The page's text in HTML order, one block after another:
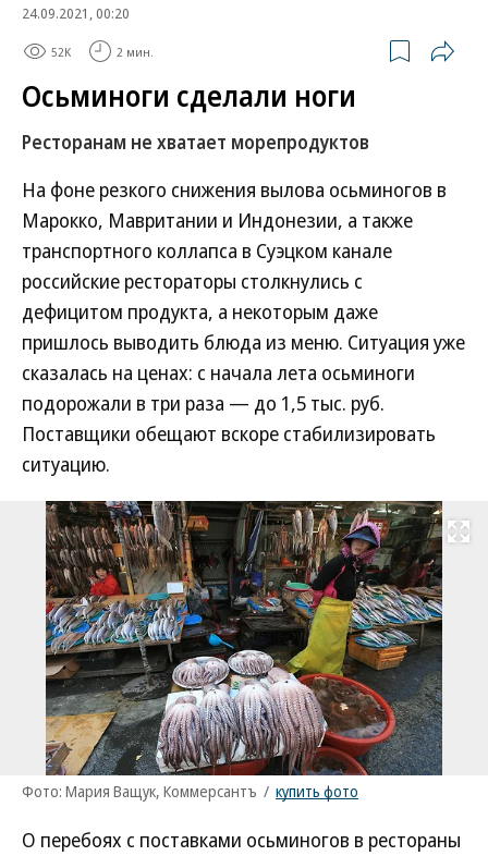
24.09.2021, 00:20
52K 2 мин.
Осьминоги сделали ноги
Ресторанам не хватает морепродуктов
На фоне резкого снижения вылова осьминогов в
Марокко, Мавритании и Индонезии, а также
транспортного коллапса в Суэцком канале
российские рестораторы столкнулись с
дефицитом продукта, а некоторым даже
пришлось выводить блюда из меню. Ситуация уже
сказалась на ценах: с начала лета осьминоги
подорожали в три раза — до 1,5 тыс. руб.
Поставщики обещают вскоре стабилизировать
ситуацию.
Развернуть
Фото: Мария Ващук, Коммерсантъ / купить фото
О перебоях с поставками осьминогов в рестораны